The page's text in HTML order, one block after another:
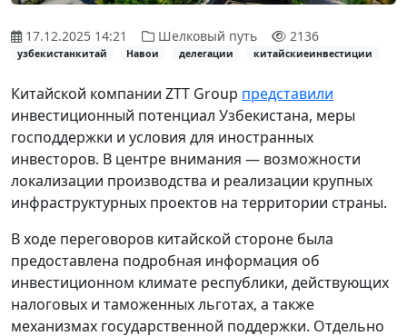
17.12.2025 14:21 Шелковый путь 2136
узбекистанкитай Навои делегации китайскиеинвестиции
Китайской компании ZTT Group представили
инвестиционный потенциал Узбекистана, меры
господдержки и условия для иностранных
инвесторов. В центре внимания — возможности
локализации производства и реализации крупных
инфраструктурных проектов на территории страны.
В ходе переговоров китайской стороне была
предоставлена подробная информация об
инвестиционном климате республики, действующих
налоговых и таможенных льготах, а также
механизмах государственной поддержки. Отдельно